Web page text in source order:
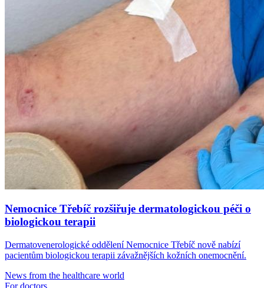
Nemocnice Třebíč rozšiřuje dermatologickou péči o
biologickou terapii
Dermatovenerologické oddělení Nemocnice Třebíč nově nabízí
pacientům biologickou terapii závažnějších kožních onemocnění.
News from the healthcare world
For doctors